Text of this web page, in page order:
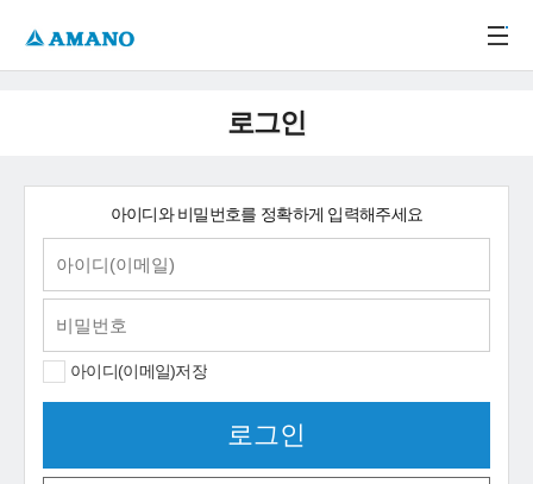
로그인
아이디와 비밀번호를 정확하게 입력해주세요
아이디(이메일)저장